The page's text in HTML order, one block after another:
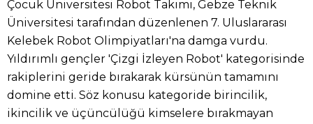
Çocuk Üniversitesi Robot Takımı, Gebze Teknik
Üniversitesi tarafından düzenlenen 7. Uluslararası
Kelebek Robot Olimpiyatları'na damga vurdu.
Yıldırımlı gençler 'Çizgi İzleyen Robot' kategorisinde
rakiplerini geride bırakarak kürsünün tamamını
domine etti. Söz konusu kategoride birincilik,
ikincilik ve üçüncülüğü kimselere bırakmayan